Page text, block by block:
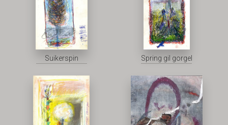
Suikerspin Spring gil gorgel